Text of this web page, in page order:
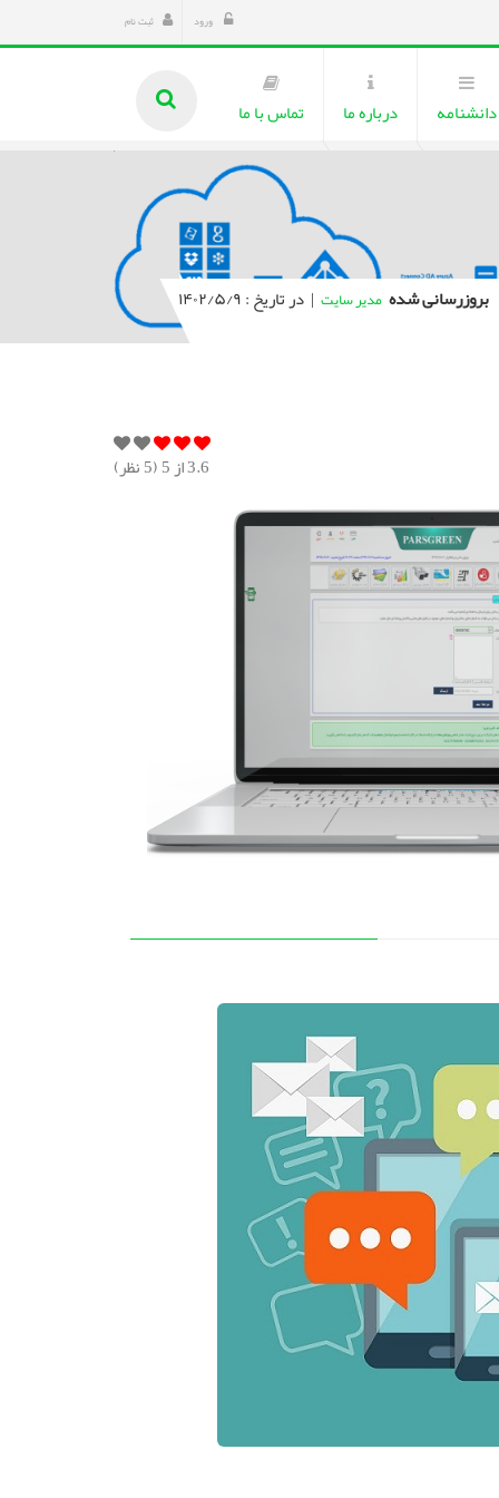
ورود ثبت نام
دانشنامه درباره ما تماس با ما
بروزرسانی شده مدیر سایت | در تاریخ : ۱۴۰۲/۵/۹
3.6از 5 ( 5نظر)